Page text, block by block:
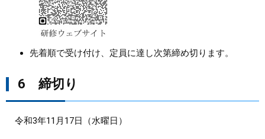
先着順で受け付け、定員に達し次第締め切ります。
6 締切り
令和3年11月17日（水曜日）